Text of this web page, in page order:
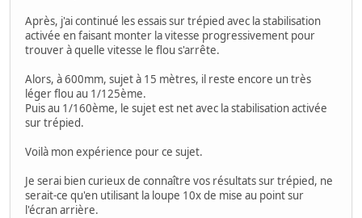
Après, j'ai continué les essais sur trépied avec la stabilisation
activée en faisant monter la vitesse progressivement pour
trouver à quelle vitesse le flou s'arrête.
Alors, à 600mm, sujet à 15 mètres, il reste encore un très
léger flou au 1/125ème.
Puis au 1/160ème, le sujet est net avec la stabilisation activée
sur trépied.
Voilà mon expérience pour ce sujet.
Je serai bien curieux de connaître vos résultats sur trépied, ne
serait-ce qu'en utilisant la loupe 10x de mise au point sur
l'écran arrière.